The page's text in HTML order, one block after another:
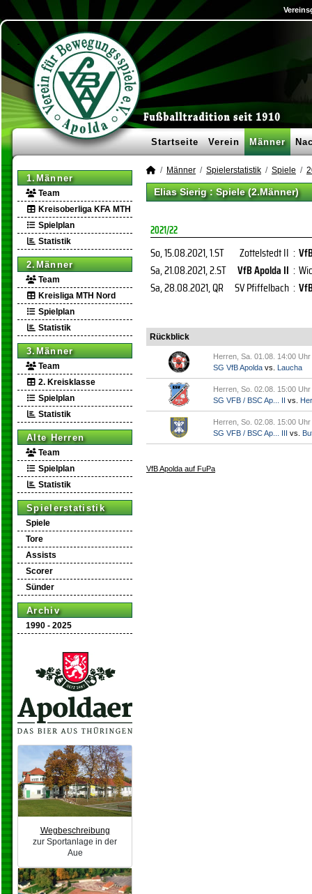
Startseite Verein Männer
1.Männer
Team
Kreisoberliga KFA MTH
Spielplan
Statistik
2.Männer
Team
Kreisliga MTH Nord
Spielplan
Statistik
3.Männer
Team
2. Kreisklasse
Spielplan
Statistik
Alte Herren
Team
Spielplan
Statistik
Spielerstatistik
Spiele
Tore
Assists
Scorer
Sünder
Archiv
1990 - 2025
Wegbeschreibung
zur Sportanlage in der
Aue
Männer Spielerstatistik Spiele
Elias Sierig : Spiele (2.Männer)
2021/22
So, 15.08.2021, 1.ST Zottelstedt II :
Sa, 21.08.2021, 2.ST VfB Apolda II :
Sa, 28.08.2021, QR SV Pfiffelbach :
Rückblick
Herren, Sa. 01.08. 14:00 Uhr
SG VfB Apolda vs. Laucha
Herren, So. 02.08. 15:00 Uhr
SG VFB / BSC Ap... II vs.
Herren, So. 02.08. 15:00 Uhr
SG VFB / BSC Ap... III vs.
VfB Apolda auf FuPa